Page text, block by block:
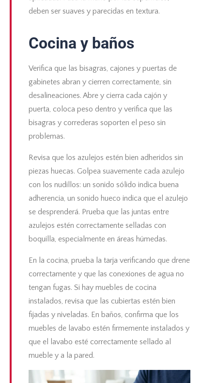
deben ser suaves y parecidas en textura.
Cocina y baños
Verifica que las bisagras, cajones y puertas de
gabinetes abran y cierren correctamente, sin
desalineaciones. Abre y cierra cada cajón y
puerta, coloca peso dentro y verifica que las
bisagras y correderas soporten el peso sin
problemas.
Revisa que los azulejos estén bien adheridos sin
piezas huecas. Golpea suavemente cada azulejo
con los nudillos: un sonido sólido indica buena
adherencia, un sonido hueco indica que el azulejo
se desprenderá. Prueba que las juntas entre
azulejos estén correctamente selladas con
boquilla, especialmente en áreas húmedas.
En la cocina, prueba la tarja verificando que drene
correctamente y que las conexiones de agua no
tengan fugas. Si hay muebles de cocina
instalados, revisa que las cubiertas estén bien
fijadas y niveladas. En baños, confirma que los
muebles de lavabo estén firmemente instalados y
que el lavabo esté correctamente sellado al
mueble y a la pared.